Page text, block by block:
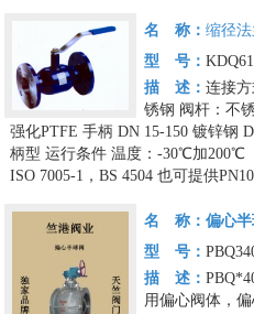
名 称：缩径
型 号：
描 述：连接
锈钢 阀杆：不
强化PTFE手柄DN 15-150 镀锌钢
柄型运行条件温度：-30℃加200℃
ISO 7005-1，BS 4504也可提供
名 称：偏心半
型 号：
描 述：
用偏心阀体，